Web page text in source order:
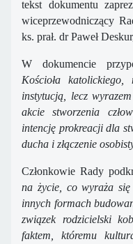
tekst dokumentu
wiceprzewodniczący
ks. prał. dr Paweł
W dokumencie
Kościoła
instytucją, lecz
akcie stworzenia
intencję prokreacji dla
ducha i złączenie
Członkowie Rady
na życie, co wyraża
innych formach
związek rodzicielski
faktem, któremu